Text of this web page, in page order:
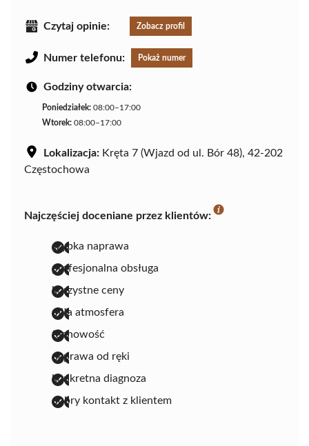
Czytaj opinie: Zobacz profil
Numer telefonu: Pokaż numer
Godziny otwarcia:
Poniedziałek: 08:00–17:00
Wtorek: 08:00–17:00
Lokalizacja: Kręta 7 (Wjazd od ul. Bór 48), 42-202
Częstochowa
Najczęściej doceniane przez klientów:
szybka naprawa
profesjonalna obsługa
korzystne ceny
miła atmosfera
fachowość
naprawa od ręki
konkretna diagnoza
dobry kontakt z klientem